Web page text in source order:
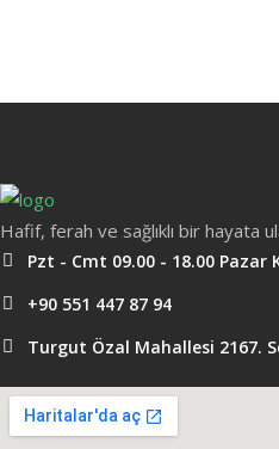
Hafif, ferah ve sağlıklı bir hayata
Pzt - Cmt 09.00 - 18.00 Pazar
+90 551 447 87 94
Turgut Özal Mahallesi 2167.